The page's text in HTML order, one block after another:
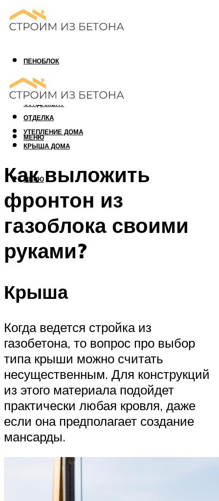
ПЕНОБЛОК
ГАЗОБЛОК
АРБОЛИТОВЫЙ БЛОК
ФУНДАМЕНТ
ОТДЕЛКА
УТЕПЛЕНИЕ ДОМА
КРЫША ДОМА
МЕНЮ
МЕНЮ
Как выложить
фронтон из
газоблока своими
руками?
Крыша
Когда ведется стройка из
газобетона, то вопрос про выбор
типа крыши можно считать
несущественным. Для конструкций
из этого материала подойдет
практически любая кровля, даже
если она предполагает создание
мансарды.